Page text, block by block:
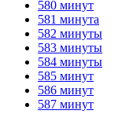
580 минут
581 минута
582 минуты
583 минуты
584 минуты
585 минут
586 минут
587 минут